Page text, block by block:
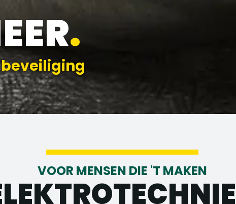
.
VOOR MENSEN DIE 'T MAKEN